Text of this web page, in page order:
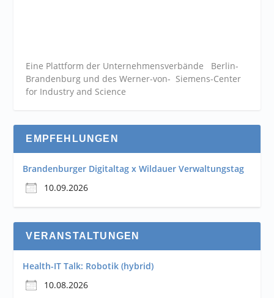
Eine Plattform der Unternehmensverbände Berlin-
Brandenburg und des Werner-von- Siemens-Center
for Industry and Science
EMPFEHLUNGEN
Brandenburger Digitaltag x Wildauer Verwaltungstag
10.09.2026
VERANSTALTUNGEN
Health-IT Talk: Robotik (hybrid)
10.08.2026